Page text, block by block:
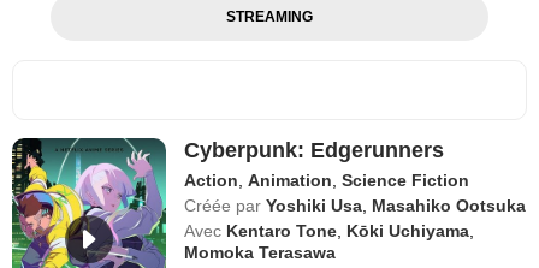
STREAMING
Cyberpunk: Edgerunners
Action ,Animation ,Science Fiction
Créée par Yoshiki Usa Masahiko Ootsuka
Avec Kentaro Tone Kōki Uchiyama
Momoka Terasawa